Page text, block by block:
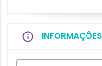
INFORMAÇÕES